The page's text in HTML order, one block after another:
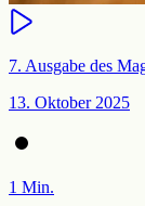
7. Ausgabe des
13. Oktober 2025
1 Min.